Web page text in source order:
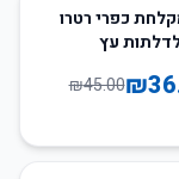
כפרי רטרו
עץ
₪
₪45.00